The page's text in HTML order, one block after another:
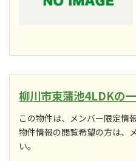
柳川市東蒲池4LDKの
この物件は、メンバー限定情
物件情報の閲覧希望の方は、
い。